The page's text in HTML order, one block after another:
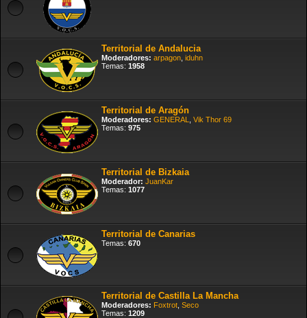
Territorial de Andalucia
Moderadores: arpagon iduhn
Temas: 1958
Territorial de Aragón
Moderadores: GENERAL
Vik Thor 69
Temas: 975
Territorial de Bizkaia
Moderador: JuanKar
Temas: 1077
Territorial de Canarias
Temas: 670
Territorial de Castilla La Mancha
Moderadores: Foxtrot Seco
Temas: 1209